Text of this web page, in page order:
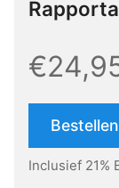
Bestellen
Inclusief 21%